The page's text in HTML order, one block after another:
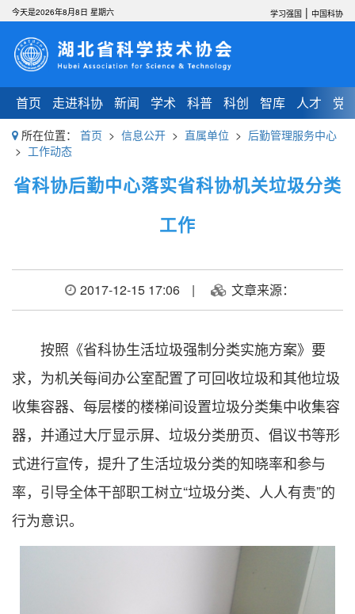
首页 走进科协 新闻 学术 科普 科创 智库 人才 党
今天是2026年8月8日 星期六 学习强国 | 中国科协
所在位置： 首页 > 信息公开 > 直属单位 > 后勤管理服务中心
> 工作动态
省科协后勤中心落实省科协机关垃圾分类
工作
2017-12-15 17:06 | 文章来源：
按照《省科协生活垃圾强制分类实施方案》要
求，为机关每间办公室配置了可回收垃圾和其他垃圾
收集容器、每层楼的楼梯间设置垃圾分类集中收集容
器，并通过大厅显示屏、垃圾分类册页、倡议书等形
式进行宣传，提升了生活垃圾分类的知晓率和参与
率，引导全体干部职工树立“垃圾分类、人人有责”的
行为意识。